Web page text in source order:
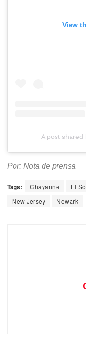
View
A post
Por: Nota de prensa
Tags: Chayanne El
New Jersey
Newark